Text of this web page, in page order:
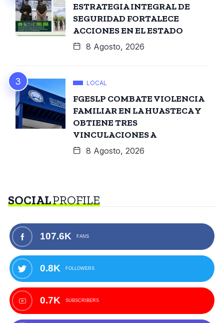
ESTRATEGIA INTEGRAL DE
SEGURIDAD FORTALECE
ACCIONES EN EL ESTADO
8 Agosto, 2026
LOCAL
FGESLP COMBATE VIOLENCIA
FAMILIAR EN LA HUASTECA Y
OBTIENE TRES
VINCULACIONES A
8 Agosto, 2026
SOCIALPROFILE
107.6K FANS
0.8K FOLLOWERS
0.7K SUBSCRIBERS